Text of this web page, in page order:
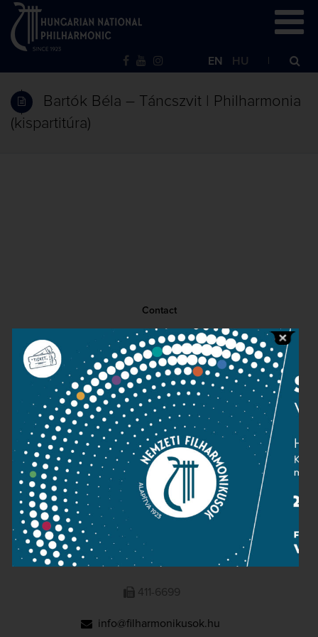
EN HU
Bartók Béla – Táncszvit | Philharmonia
(kispartitúra)
Contact
Public information
Press room
Terms and privacy
Imprint
NATIONAL PHILHARMONIC
1095 Budapest, Komor Marcell u. 1. (Müpa)
411-6600
411-6699
info@filharmonikusok.hu